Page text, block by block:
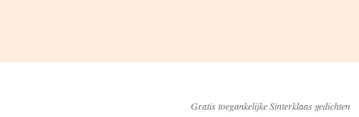
Gratis toegankelijke Sinterklaas gedichten